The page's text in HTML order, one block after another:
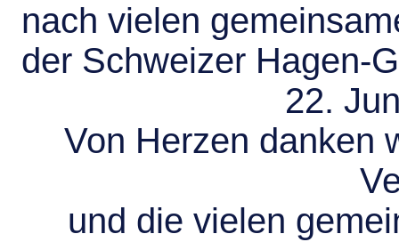
nach vielen
der Schweizer Hagen-
22.
Von Herzen danken
und die vielen